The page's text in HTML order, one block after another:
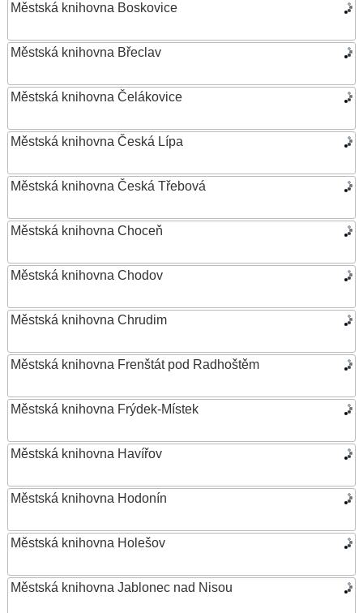
Městská knihovna Boskovice
Městská knihovna Břeclav
Městská knihovna Čelákovice
Městská knihovna Česká Lípa
Městská knihovna Česká Třebová
Městská knihovna Choceň
Městská knihovna Chodov
Městská knihovna Chrudim
Městská knihovna Frenštát pod Radhoštěm
Městská knihovna Frýdek-Místek
Městská knihovna Havířov
Městská knihovna Hodonín
Městská knihovna Holešov
Městská knihovna Jablonec nad Nisou